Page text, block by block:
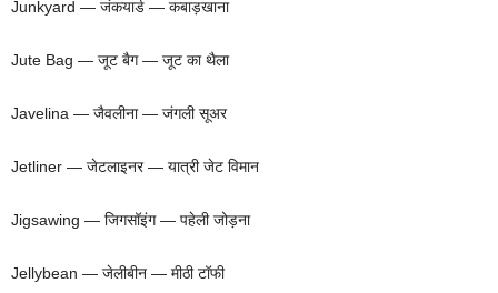
Junkyard — जंकयार्ड — कबाड़खाना
Jute Bag — जूट बैग — जूट का थैला
Javelina — जैवलीना — जंगली सूअर
Jetliner — जेटलाइनर — यात्री जेट विमान
Jigsawing — जिगसॉइंग — पहेली जोड़ना
Jellybean — जेलीबीन — मीठी टॉफी